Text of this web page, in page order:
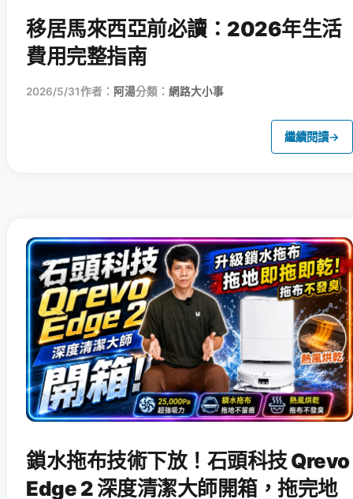
移居馬來西亞前必讀：2026年生活
費用完整指南
2026/5/31作者： 阿湯分類： 網路大小事
繼續閱讀→
鎖水拖布技術下放！石頭科技 Qrevo
Edge 2 深度清潔大師開箱，拖完地